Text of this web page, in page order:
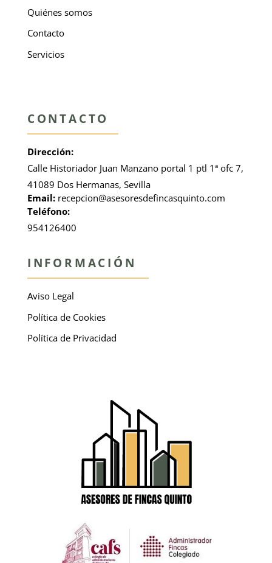
Quiénes somos
Contacto
Servicios
CONTACTO
Dirección:
Calle Historiador Juan Manzano portal 1 ptl 1ª ofc 7,
41089 Dos Hermanas, Sevilla
Email: recepcion@asesoresdefincasquinto.com
Teléfono:
954126400
INFORMACIÓN
Aviso Legal
Política de Cookies
Política de Privacidad